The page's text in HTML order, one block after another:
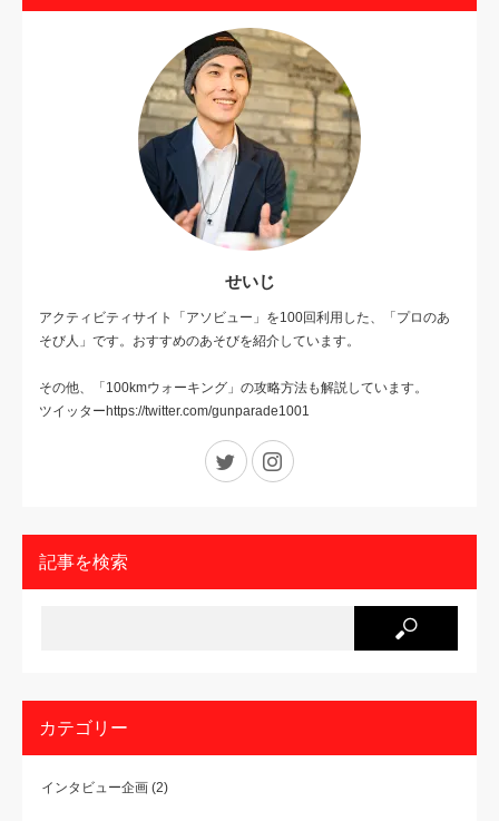
せいじ
アクティビティサイト「アソビュー」を100回利用した、「プロのあ
そび人」です。おすすめのあそびを紹介しています。
その他、「100kmウォーキング」の攻略方法も解説しています。
ツイッターhttps://twitter.com/gunparade1001
Twitter
記事を検索
カテゴリー
インタビュー企画 (2)